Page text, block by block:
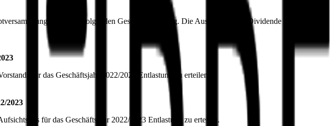
folgenden Geschäftstag fällig. Die Auszahlung der Dividende ist somit für
für das Geschäftsjahr 2022/2023 Entlastung zu erteilen.
2023
für das Geschäftsjahr 2022/2023 Entlastung zu erteilen.